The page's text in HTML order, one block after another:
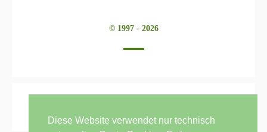
© 1997 - 2026
Diese Website verwendet nur technisch